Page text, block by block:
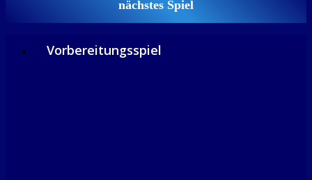
nächstes Spiel
Vorbereitungsspiel